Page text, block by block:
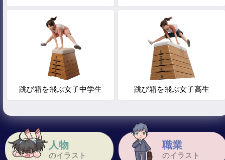
人物
のイラスト
職業
のイラスト
跳び箱を飛ぶ女子中学生 跳び箱を飛ぶ女子高生